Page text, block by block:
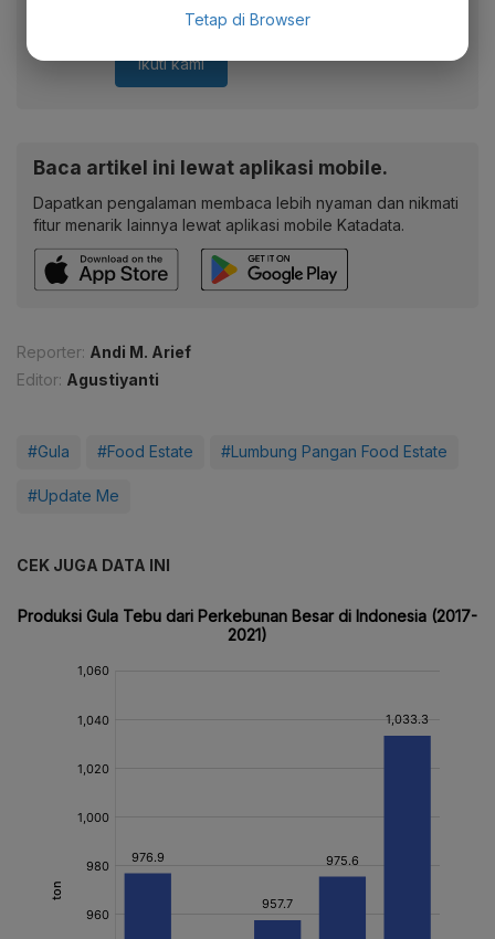
berharga dari WhatsApp Channel Katadata.co.id
Ikuti kami
Baca artikel ini lewat aplikasi mobile.
Dapatkan pengalaman membaca lebih nyaman dan nikmati
fitur menarik lainnya lewat aplikasi mobile Katadata.
Reporter: Andi M. Arief
Editor: Agustiyanti
#Gula #Food Estate #Lumbung Pangan Food Estate
#Update Me
CEK JUGA DATA INI
Tetap di Browser